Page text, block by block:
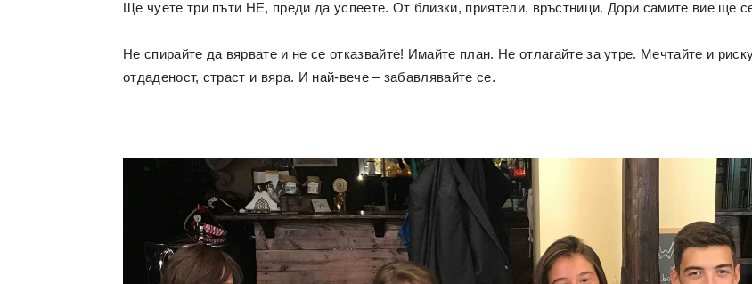
Ще чуете три пъти НЕ, преди да успеете. От близки, приятели, връстници. Дори самите вие ще
Не спирайте да вярвате и не се отказвайте! Имайте план. Не отлагайте за утре. Мечтайте и
отдаденост, страст и вяра. И най-вече – забавлявайте се.